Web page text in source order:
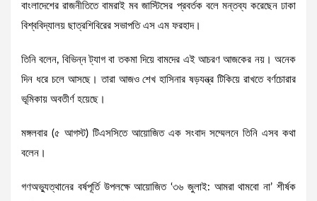
বাংলাদেশের রাজনীতিতে বামরাই মব জাস্টিসের প্রবর্তক বলে মন্তব্য করেছেন ঢাকা
বিশ্ববিদ্যালয় ছাত্রশিবিরের সভাপতি এস এম ফরহাদ।
তিনি বলেন, বিভিন্ন ট্যাগ বা তকমা দিয়ে বামদের এই আচরণ আজকের নয়। অনেক
দিন ধরে চলে আসছে। তারা আজও শেখ হাসিনার ষড়যন্ত্র টিকিয়ে রাখতে বর্ণচোরার
ভূমিকায় অবতীর্ণ হয়েছে।
মঙ্গলবার (৫ আগস্ট) টিএসসিতে আয়োজিত এক সংবাদ সম্মেলনে তিনি এসব কথা
বলেন।
গণঅভ্যুত্থানের বর্ষপূর্তি উপলক্ষে আয়োজিত ‘৩৬ জুলাই: আমরা থামবো না’ শীর্ষক